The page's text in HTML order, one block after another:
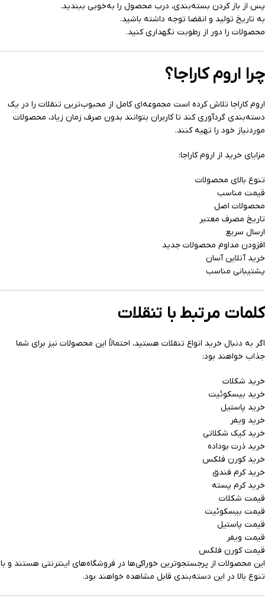
پس از باز کردن بسته‌بندی، درب محصول را به‌خوبی ببندید.
به تاریخ تولید و انقضا توجه داشته باشید.
محصولات را دور از رطوبت نگهداری کنید.
چرا اروم کاراجا؟
اروم کاراجا تلاش کرده است مجموعه‌ای کامل از محبوب‌ترین تنقلات را در یک
دسته‌بندی گردآوری کند تا کاربران بتوانند بدون صرف زمان زیاد، محصولات
موردنیاز خود را تهیه کنند.
مزایای خرید از اروم کاراجا:
تنوع بالای محصولات
قیمت مناسب
محصولات اصل
تاریخ مصرف معتبر
ارسال سریع
افزودن مداوم محصولات جدید
خرید آنلاین آسان
پشتیبانی مناسب
کلمات مرتبط با تنقلات
اگر به دنبال خرید انواع تنقلات هستید، احتمالاً این محصولات نیز برای شما
جذاب خواهند بود:
خرید شکلات
خرید بیسکوئیت
خرید پاستیل
خرید ویفر
خرید کیک شکلاتی
خرید ذرت بوداده
خرید کورن فلکس
خرید کرم فندق
خرید کرم پسته
قیمت شکلات
قیمت بیسکوئیت
قیمت پاستیل
قیمت ویفر
قیمت کورن فلکس
این محصولات از پرجستجوترین خوراکی‌ها در فروشگاه‌های اینترنتی هستند و با
تنوع بالا در این دسته‌بندی قابل مشاهده خواهند بود.